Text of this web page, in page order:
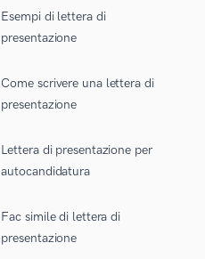
Esempi di lettera di
presentazione
Come scrivere una lettera di
presentazione
Lettera di presentazione per
autocandidatura
Fac simile di lettera di
presentazione